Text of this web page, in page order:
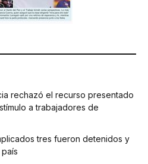
rechazó el recurso presentado
a trabajadores de
tres fueron detenidos y